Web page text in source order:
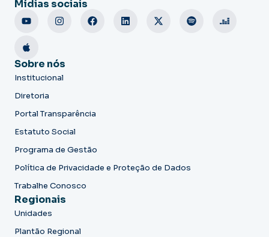
Mídias sociais
Sobre nós
Institucional
Diretoria
Portal Transparência
Estatuto Social
Programa de Gestão
Política de Privacidade e Proteção de Dados
Trabalhe Conosco
Regionais
Unidades
Plantão Regional